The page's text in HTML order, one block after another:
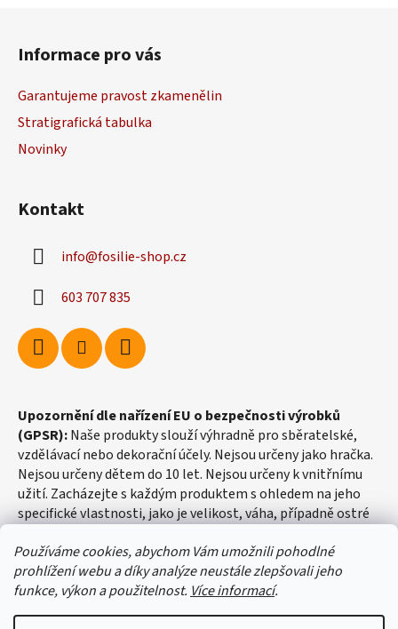
Používáme cookies, abychom Vám umožnili pohodlné
prohlížení webu a díky analýze neustále zlepšovali jeho
funkce, výkon a použitelnost. Více informací.
Informace pro vás
Garantujeme pravost zkamenělin
Stratigrafická tabulka
Novinky
Kontakt
info@fosilie-shop.cz
603 707 835
Upozornění dle nařízení EU o bezpečnosti výrobků
(GPSR):Naše produkty slouží výhradně pro sběratelské,
vzdělávací nebo dekorační účely. Nejsou určeny jako hračka.
Nejsou určeny dětem do 10 let. Nejsou určeny k vnitřnímu
užití. Zacházejte s každým produktem s ohledem na jeho
specifické vlastnosti, jako je velikost, váha, případně ostré